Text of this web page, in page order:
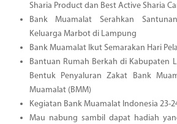
Sharia Product dan Best Active Sharia
Bank Muamalat Serahkan
Keluarga Marbot di Lampung
Bank Muamalat Ikut Semarakan Hari
Bantuan Rumah Berkah di Kabupaten
Bentuk Penyaluran Zakat Bank
Muamalat (BMM)
Kegiatan Bank Muamalat Indonesia 23-
Mau nabung sambil dapat hadiah